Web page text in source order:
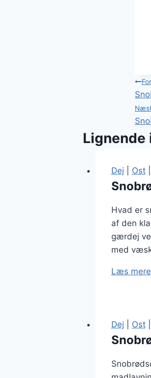
Dej Ost|
Hvad er
af den
gærdej
med
Læs mere
Dej Ost|